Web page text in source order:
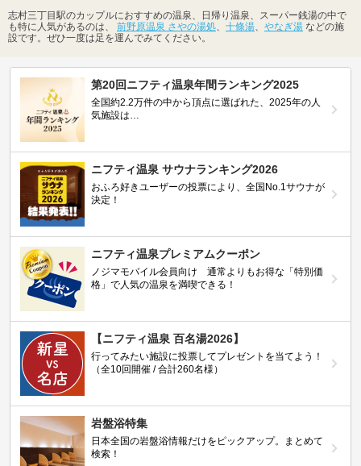
志村三丁目駅のカップルにおすすめの温泉、日帰り温泉、スーパー銭湯の中で
も特に人気があるのは、 前野原温泉 さやの湯処 十條湯 やなぎ湯 などの施
設です。ぜひ一度は足を運んでみてください。
第20回ニフティ温泉年間ランキング2025
全国約2.2万件の中から頂点に選ばれた、2025年の人
気施設は…
ニフティ温泉 サウナランキング2026
おふろ好きユーザーの投票により、全国No.1サウナが
決定！
ニフティ温泉プレミアムクーポン
ノジマモバイル会員向け 通常よりもお得な「特別価
格」で人気の温泉を満喫できる！
【ニフティ温泉 百名湯2026】
行ってみたい施設に投票してプレゼントを当てよう！
（全10回開催 / 合計260名様）
岩盤浴特集
日本全国の岩盤浴情報だけをピックアップ。まとめて
検索！